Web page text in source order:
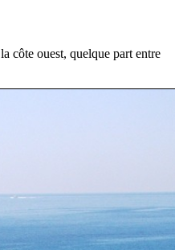
côte ouest, quelque part entre